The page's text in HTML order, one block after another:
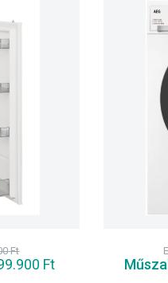
Ft
Ft